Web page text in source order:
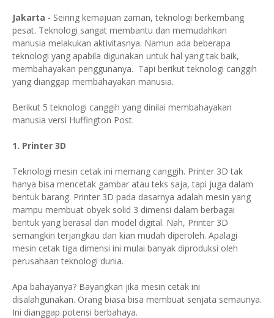
Jakarta - Seiring kemajuan zaman, teknologi berkembang
pesat. Teknologi sangat membantu dan memudahkan
manusia melakukan aktivitasnya. Namun ada beberapa
teknologi yang apabila digunakan untuk hal yang tak baik,
membahayakan penggunanya. Tapi berikut teknologi canggih
yang dianggap membahayakan manusia.
Berikut 5 teknologi canggih yang dinilai membahayakan
manusia versi Huffington Post.
1. Printer 3D
Teknologi mesin cetak ini memang canggih. Printer 3D tak
hanya bisa mencetak gambar atau teks saja, tapi juga dalam
bentuk barang. Printer 3D pada dasarnya adalah mesin yang
mampu membuat obyek solid 3 dimensi dalam berbagai
bentuk yang berasal dari model digital. Nah, Printer 3D
semangkin terjangkau dan kian mudah diperoleh. Apalagi
mesin cetak tiga dimensi ini mulai banyak diproduksi oleh
perusahaan teknologi dunia.
Apa bahayanya? Bayangkan jika mesin cetak ini
disalahgunakan. Orang biasa bisa membuat senjata semaunya.
Ini dianggap potensi berbahaya.